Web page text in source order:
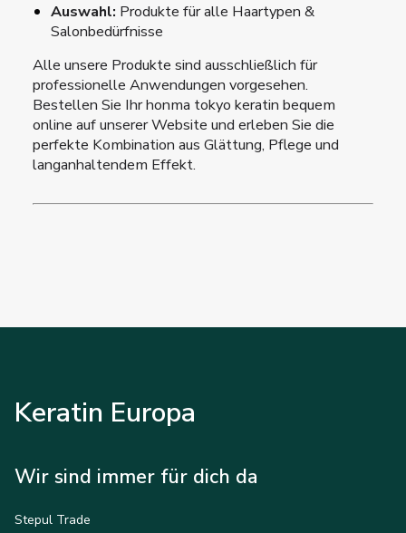
Auswahl: Produkte für alle Haartypen &
Salonbedürfnisse
Alle unsere Produkte sind ausschließlich für
professionelle Anwendungen vorgesehen.
Bestellen Sie Ihr honma tokyo keratin bequem
online auf unserer Website und erleben Sie die
perfekte Kombination aus Glättung, Pflege und
langanhaltendem Effekt.
Keratin Europa
Wir sind immer für dich da
Stepul Trade